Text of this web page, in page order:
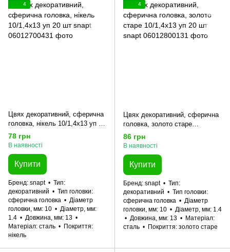
4
Цвях декоративний, сферична
головка, нікель 10/1,4x13 уп 20
шт snapt
78 грн
В наявності
Купити
Бренд snapt
Тип
декоративний
Тип головки
сферична головка
Діаметр
головки, мм 10
Діаметр, мм
1.4
Довжина, мм 13
Матеріал сталь
Покриття
нікель
4
Цвях декоративний, сферична
головка, золото старе
10/1,4x13 уп 20 шт snapt
86 грн
В наявності
Купити
Бренд snapt
Тип
декоративний
Тип головки
сферична головка
Діаметр
головки, мм 10 Діаметр, мм 1.4
Довжина, мм 13
Матеріал
сталь
Покриття золото старе